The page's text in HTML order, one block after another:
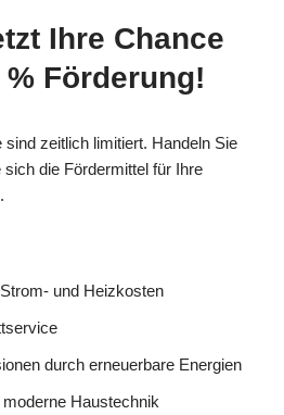
Ihre Chance
Förderung!
zeitlich limitiert. Handeln Sie
die Fördermittel für Ihre
und Heizkosten
durch erneuerbare Energien
Haustechnik